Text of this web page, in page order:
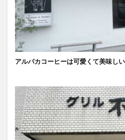
アルパカコーヒーは可愛くて美味し